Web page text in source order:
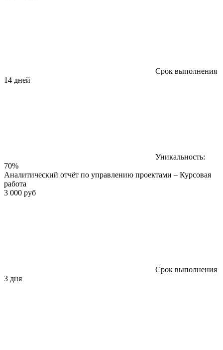
Срок выполнения
14 дней
Уникальность:
70%
Аналитический отчёт по управлению проектами – Курсовая
работа
3 000 руб
Срок выполнения
3 дня